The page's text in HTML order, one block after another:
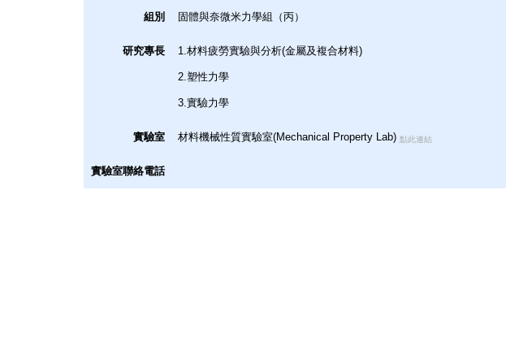
組別 固體與奈微米力學組（丙）
研究專長 1.材料疲勞實驗與分析(金屬及複合材料)
2.塑性力學
3.實驗力學
實驗室 材料機械性質實驗室(Mechanical Property Lab) 點此連結
實驗室聯絡電話